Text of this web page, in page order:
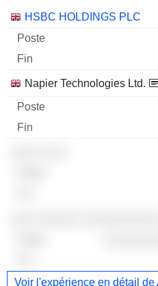
Sociétés Poste Fin
HSBC HOLDINGS PLC
Napier Technologies Ltd.
Voir l'expérience en détail de